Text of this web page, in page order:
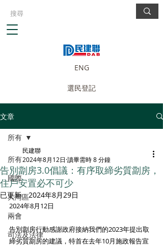
ENG
選民登記
文章
所有
國際
大灣區
兩會
司法及法律
所有
告別劏房3.0倡議：有序取締劣質劏房，
住戶安置必不可少
民建聯
2024年8月12日 讀畢需時 8 分鐘
已更新：2024年8月29日
2024年8月12日
告別劏房行動感謝政府接納我們的2023年提出取
締劣質劏房的建議，特首在去年10月施政報告宣